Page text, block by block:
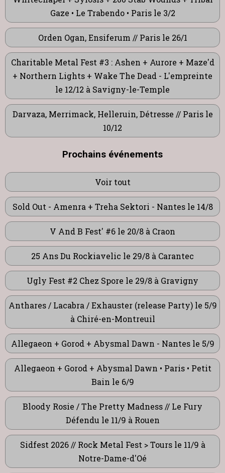
Gaze • Le Trabendo • Paris le 3/2
Orden Ogan, Ensiferum // Paris le 26/1
Charitable Metal Fest #3 : Ashen + Aurore + Maze'd
+ Northern Lights + Wake The Dead - L'empreinte
le 12/12 à Savigny-le-Temple
Darvaza, Merrimack, Helleruin, Détresse // Paris le
10/12
Prochains événements
Voir tout
Sold Out - Amenra + Treha Sektori - Nantes le 14/8
V And B Fest' #6 le 20/8 à Craon
25 Ans Du Rockiavelic le 29/8 à Carantec
Ugly Fest #2 Chez Spore le 29/8 à Gravigny
Anthares / Lacabra / Exhauster (release Party) le 5/9
à Chiré-en-Montreuil
Allegaeon + Gorod + Abysmal Dawn - Nantes le 5/9
Allegaeon + Gorod + Abysmal Dawn • Paris • Petit
Bain le 6/9
Bloody Rosie / The Pretty Madness // Le Fury
Défendu le 11/9 à Rouen
Sidfest 2026 // Rock Metal Fest > Tours le 11/9 à
Notre-Dame-d'Oé